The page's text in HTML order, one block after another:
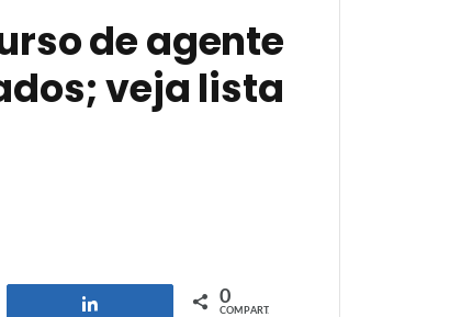
de agente
veja lista
Compartilhar 0
COMPART.